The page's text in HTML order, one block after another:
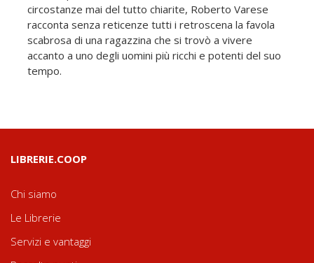
circostanze mai del tutto chiarite, Roberto Varese
racconta senza reticenze tutti i retroscena la favola
scabrosa di una ragazzina che si trovò a vivere
accanto a uno degli uomini più ricchi e potenti del suo
tempo.
LIBRERIE.COOP
Chi siamo
Le Librerie
Servizi e vantaggi